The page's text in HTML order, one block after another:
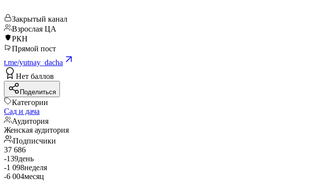
Закрытый канал
Взрослая ЦА
РКН
Прямой пост
t.me/yutnay_dacha
Нет баллов
Поделиться
Категории
Сад и дача
Аудитория
Женская аудитория
Подписчики
37 686
-139день
-1 098неделя
-6 004месяц